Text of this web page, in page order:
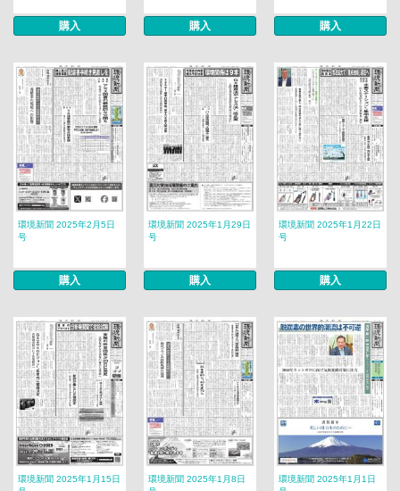
購入 購入 購入
環境新聞 2025年2月5日
号
購入
環境新聞 2025年1月29日
号
購入
環境新聞 2025年1月22日
号
購入
環境新聞 2025年1月15日
環境新聞 2025年1月8日
環境新聞 2025年1月1日